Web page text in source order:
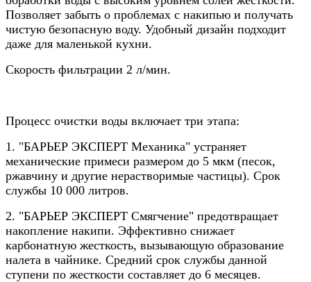
Позволяет забыть о проблемах с накипью и получать
чистую безопасную воду. Удобный дизайн подходит
даже для маленькой кухни.
Скорость фильтрации 2 л/мин.
Процесс очистки воды включает три этапа:
1. "БАРЬЕР ЭКСПЕРТ Механика" устраняет
механические примеси размером до 5 мкм (песок,
ржавчину и другие нерастворимые частицы). Срок
службы 10 000 литров.
2. "БАРЬЕР ЭКСПЕРТ Смягчение" предотвращает
накопление накипи. Эффективно снижает
карбонатную жесткость, вызывающую образование
налета в чайнике. Средний срок службы данной
ступени по жесткости составляет до 6 месяцев.